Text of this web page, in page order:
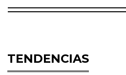
TENDENCIAS